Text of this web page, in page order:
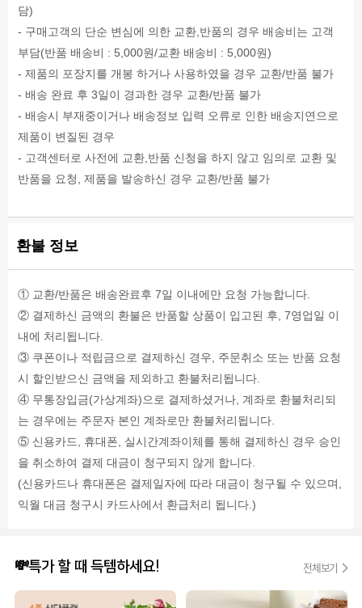
담)
- 구매고객의 단순 변심에 의한 교환,반품의 경우 배송비는 고객
부담(반품 배송비 : 5,000원/교환 배송비 : 5,000원)
- 제품의 포장지를 개봉 하거나 사용하였을 경우 교환/반품 불가
- 배송 완료 후 3일이 경과한 경우 교환/반품 불가
- 배송시 부재중이거나 배송정보 입력 오류로 인한 배송지연으로
제품이 변질된 경우
- 고객센터로 사전에 교환,반품 신청을 하지 않고 임의로 교환 및
반품을 요청, 제품을 발송하신 경우 교환/반품 불가
환불 정보
① 교환/반품은 배송완료후 7일 이내에만 요청 가능합니다.
② 결제하신 금액의 환불은 반품할 상품이 입고된 후, 7영업일 이
내에 처리됩니다.
③ 쿠폰이나 적립금으로 결제하신 경우, 주문취소 또는 반품 요청
시 할인받으신 금액을 제외하고 환불처리됩니다.
④ 무통장입금(가상계좌)으로 결제하셨거나, 계좌로 환불처리되
는 경우에는 주문자 본인 계좌로만 환불처리됩니다.
⑤ 신용카드, 휴대폰, 실시간계좌이체를 통해 결제하신 경우 승인
을 취소하여 결제 대금이 청구되지 않게 합니다.
(신용카드나 휴대폰은 결제일자에 따라 대금이 청구될 수 있으며,
익월 대금 청구시 카드사에서 환급처리 됩니다.)
💸특가 할 때 득템하세요! 전체보기